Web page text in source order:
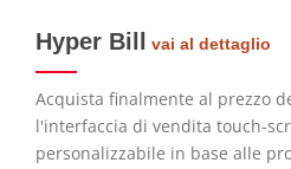
Hyper Bill vai al dettaglio
Acquista finalmente al prezzo
l'interfaccia di vendita touch-
personalizzabile in base alle